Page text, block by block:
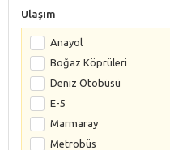
Ulaşım
Anayol
Boğaz Köprüleri
Deniz Otobüsü
E-5
Marmaray
Metrobüs